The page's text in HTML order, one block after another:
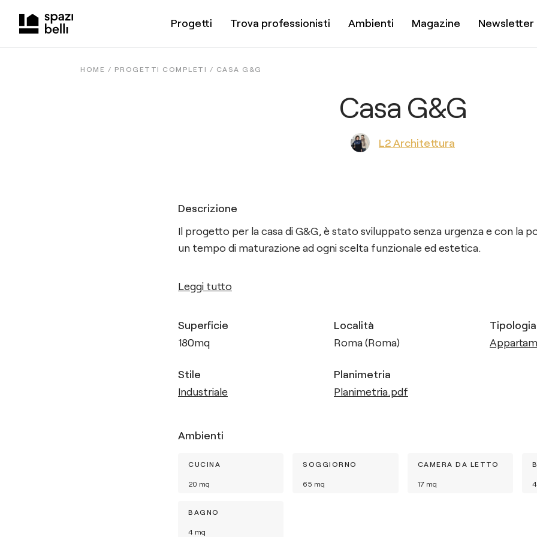
Progetti Trova professionisti Ambienti Magazine Newsletter
HOME / PROGETTI COMPLETI / CASA G&G
Casa G&G
L2 Architettura
Descrizione
Il progetto per la casa di G&G, è stato sviluppato senza urgenza e con la
un tempo di maturazione ad ogni scelta funzionale ed estetica.
Leggi tutto
Superficie
180mq
Località
Roma (Roma)
Tipologia
Stile
Industriale
Planimetria
Planimetria.pdf
Ambienti
CUCINA
20 mq
SOGGIORNO
65 mq
CAMERA DA LETTO
17mq 4
BAGNO
4 mq